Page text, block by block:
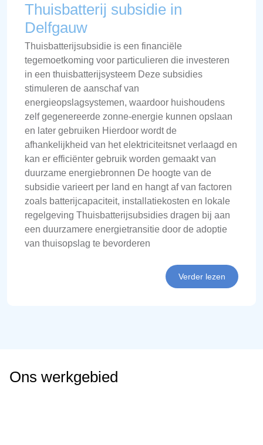
Thuisbatterij subsidie in
Delfgauw
Thuisbatterijsubsidie is een financiële
tegemoetkoming voor particulieren die investeren
in een thuisbatterijsysteem Deze subsidies
stimuleren de aanschaf van
energieopslagsystemen, waardoor huishoudens
zelf gegenereerde zonne-energie kunnen opslaan
en later gebruiken Hierdoor wordt de
afhankelijkheid van het elektriciteitsnet verlaagd en
kan er efficiënter gebruik worden gemaakt van
duurzame energiebronnen De hoogte van de
subsidie varieert per land en hangt af van factoren
zoals batterijcapaciteit, installatiekosten en lokale
regelgeving Thuisbatterijsubsidies dragen bij aan
een duurzamere energietransitie door de adoptie
van thuisopslag te bevorderen
Verder lezen
Ons werkgebied